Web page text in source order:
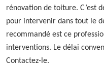
rénovation de toiture. C’est
pour intervenir dans tout le
recommandé est ce
interventions. Le délai
Contactez-le.